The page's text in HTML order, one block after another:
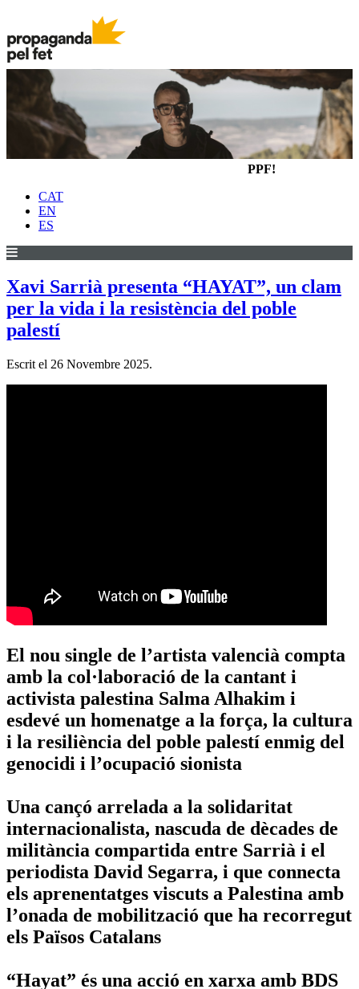
PPF!
CAT
EN
ES
Xavi Sarrià presenta “HAYAT”, un clam
per la vida i la resistència del poble
palestí
Escrit el 26 Novembre 2025.
El nou single de l’artista valencià compta
amb la col·laboració de la cantant i
activista palestina Salma Alhakim i
esdevé un homenatge a la força, la cultura
i la resiliència del poble palestí enmig del
genocidi i l’ocupació sionista
Una cançó arrelada a la solidaritat
internacionalista, nascuda de dècades de
militància compartida entre Sarrià i el
periodista David Segarra, i que connecta
els aprenentatges viscuts a Palestina amb
l’onada de mobilització que ha recorregut
els Països Catalans
“Hayat” és una acció en xarxa amb BDS